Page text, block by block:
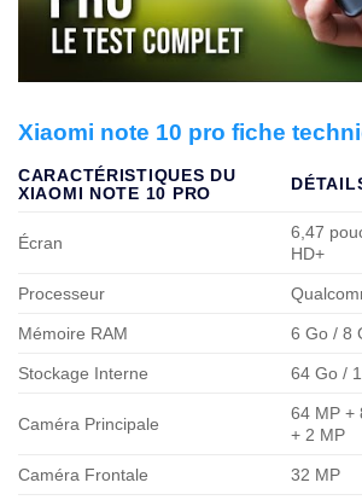
Xiaomi note 10 pro fiche
CARACTÉRISTIQUES DU
XIAOMI NOTE 10 PRO
Écran
6,47
HD+
Processeur
Mémoire RAM 6 Go / 8
Stockage Interne 64 Go /
Caméra Principale
64 MP +
+ 2 MP
Caméra Frontale 32 MP